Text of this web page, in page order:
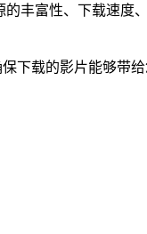
丰富性、下载速
下载的影片能够带